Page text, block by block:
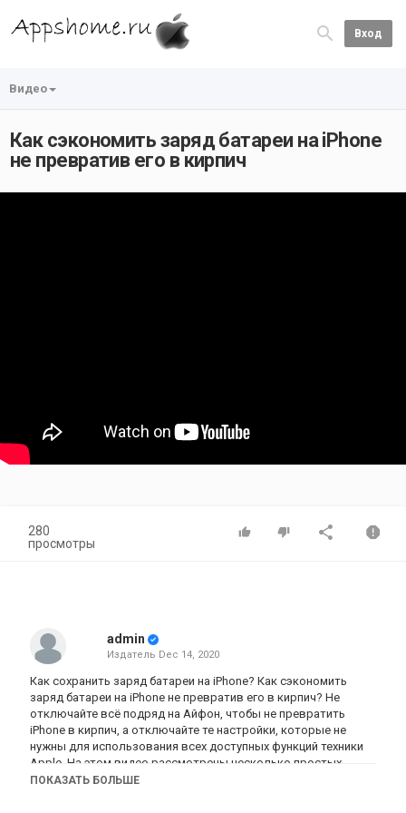
Вход
Видео
Как сэкономить заряд батареи на iPhone
не превратив его в кирпич
280
просмотры
admin
Издатель Dec 14, 2020
Как сохранить заряд батареи на iPhone? Как сэкономить
заряд батареи на iPhone не превратив его в кирпич? Не
отключайте всё подряд на Айфон, чтобы не превратить
iPhone в кирпич, а отключайте те настройки, которые не
нужны для использования всех доступных функций техники
Apple. На этом видео рассмотрены несколько простых
настроек, которые нужно отключить чтобы сэкономить
ПОКАЗАТЬ БОЛЬШЕ